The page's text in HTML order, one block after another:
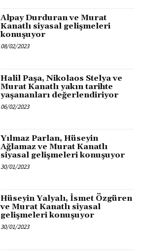
Alpay Durduran ve Murat
Kanatlı siyasal gelişmeleri
konuşuyor
08/02/2023
Halil Paşa, Nikolaos Stelya ve
Murat Kanatlı yakın tarihte
yaşananları değerlendiriyor
06/02/2023
Yılmaz Parlan, Hüseyin
Ağlamaz ve Murat Kanatlı
siyasal gelişmeleri konuşuyor
30/01/2023
Hüseyin Yalyalı, İsmet Özgüren
ve Murat Kanatlı siyasal
gelişmeleri konuşuyor
30/01/2023